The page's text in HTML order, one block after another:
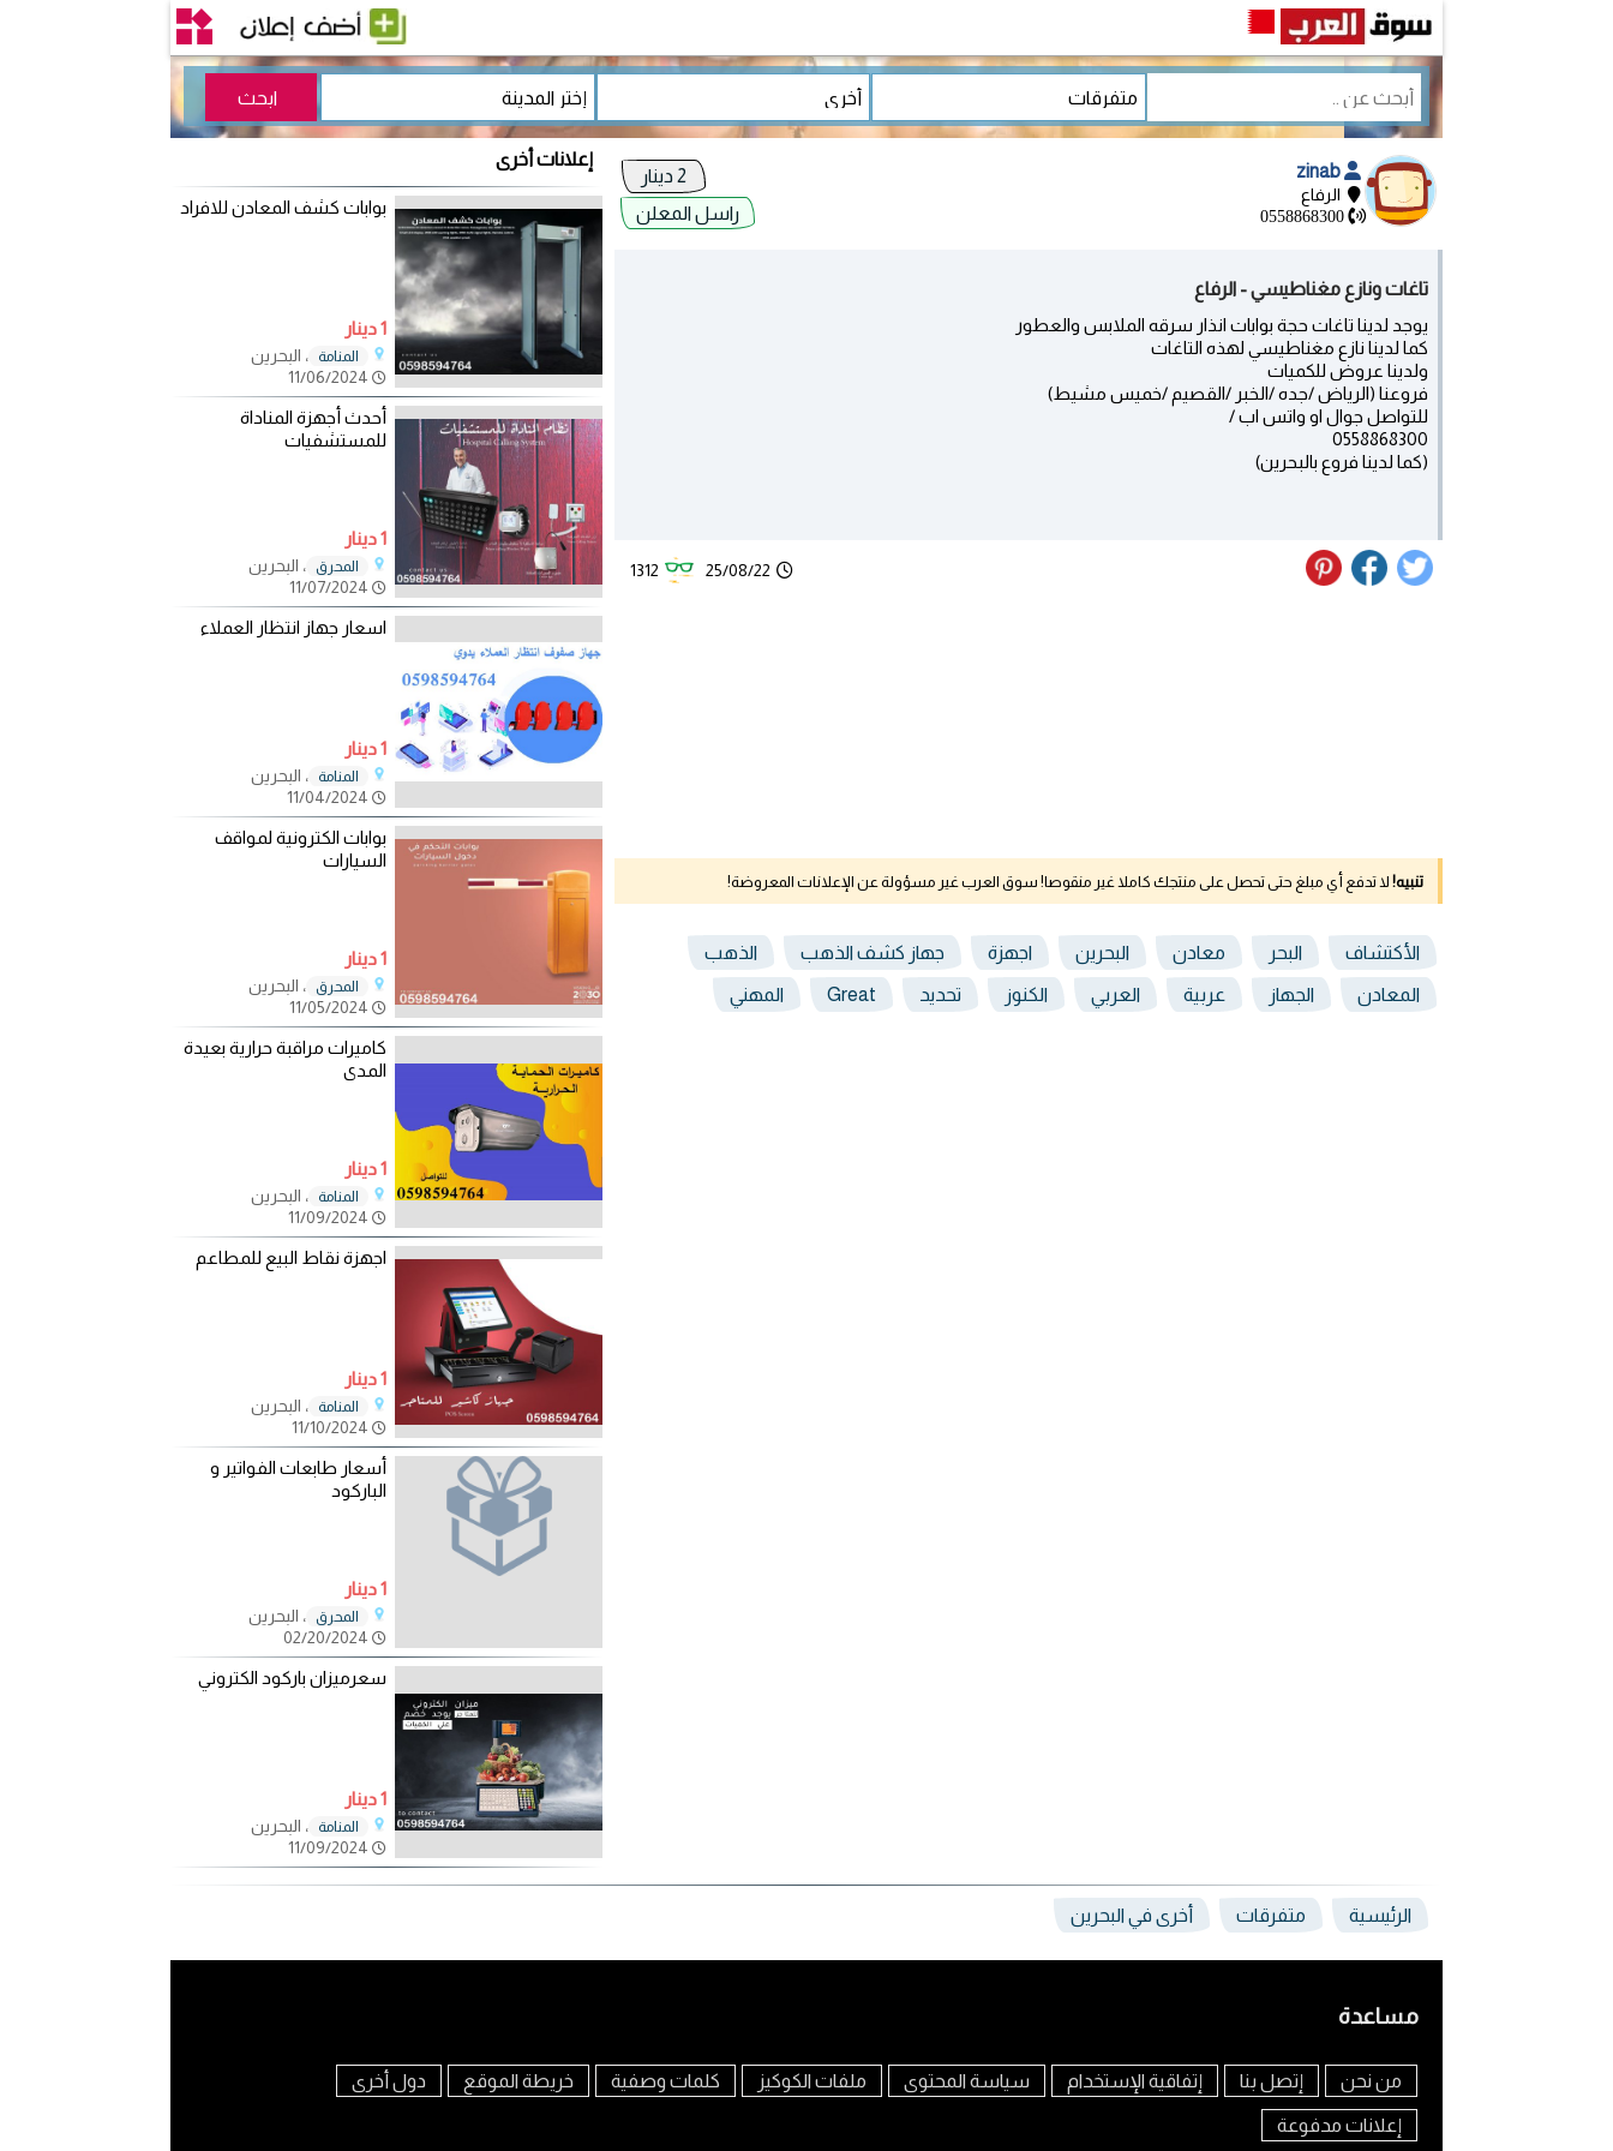
الرفاع
0558868300
راسل المعلن
تاغات ونازع مغناطيسي - الرفاع
يوجد لدينا تاغات حجة بوابات انذار سرقه الملابس والعطور
كما لدينا نازع مغناطيسي لهذه التاغات
ولدينا عروض للكميات
فروعنا (الرياض /جده /الخبر /القصيم /خميس مشيط)
للتواصل جوال او واتس اب /
0558868300
(كما لدينا فروع بالبحرين)
25/08/22
1312
تنبيه! لا تدفع أي مبلغ حتى تحصل على منتجك كاملا غير منقوصا! سوق العرب غير مسؤولة عن الإعلانات المعروضة!
الأكتشاف البحر معادن البحرين اجهزة جهاز كشف الذهب الذهب
المعادن الجهاز عربية العربي الكنوز تحديد Great المهني
إعلانات أخرى
بوابات كشف المعادن للافراد
1 دينار
المنامة
، البحرين
11/06/2024
أحدث أجهزة المناداة
للمستشفيات
1 دينار
المحرق
، البحرين
11/07/2024
اسعار جهاز انتظار العملاء
1 دينار
المنامة
، البحرين
11/04/2024
بوابات الكترونية لمواقف
السيارات
1 دينار
المحرق
، البحرين
11/05/2024
كاميرات مراقبة حرارية بعيدة
المدى
1 دينار
المنامة
، البحرين
11/09/2024
اجهزة نقاط البيع للمطاعم
1 دينار
المنامة
، البحرين
11/10/2024
أسعار طابعات الفواتير و
الباركود
1 دينار
المحرق
، البحرين
02/20/2024
سعرميزان باركود الكتروني
1 دينار
المنامة
، البحرين
11/09/2024
الرئيسية متفرقات أخرى في البحرين
مساعدة
من نحن إتصل بنا إتفاقية الإستخدام سياسة المحتوى ملفات الكوكيز كلمات وصفية خريطة الموقع دول أخرى
إعلانات مدفوعة